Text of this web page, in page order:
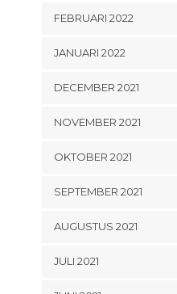
FEBRUARI 2022
JANUARI 2022
DECEMBER 2021
NOVEMBER 2021
OKTOBER 2021
SEPTEMBER 2021
AUGUSTUS 2021
JULI 2021